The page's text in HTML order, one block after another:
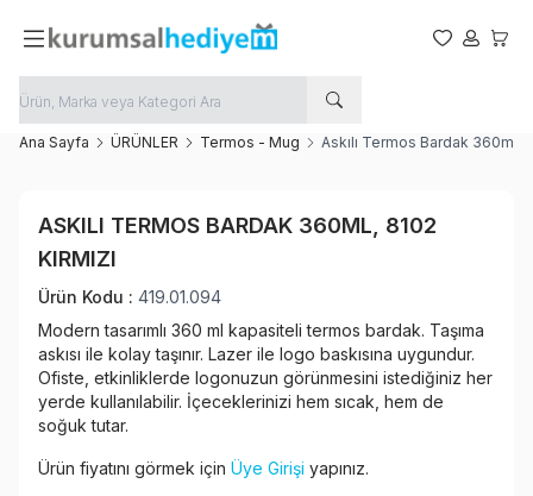
Favorilerim
Hesabım
Ana Sayfa ÜRÜNLER Termos - Mug Askılı Termos Bardak 360ml,
Favoriye Ekle
ASKILI TERMOS BARDAK 360ML, 8102
KIRMIZI
Ürün Kodu : 419.01.094
Modern tasarımlı 360 ml kapasiteli termos bardak. Taşıma
askısı ile kolay taşınır. Lazer ile logo baskısına uygundur.
Ofiste, etkinliklerde logonuzun görünmesini istediğiniz her
yerde kullanılabilir. İçeceklerinizi hem sıcak, hem de
soğuk tutar.
Ürün fiyatını görmek için Üye Girişi yapınız.